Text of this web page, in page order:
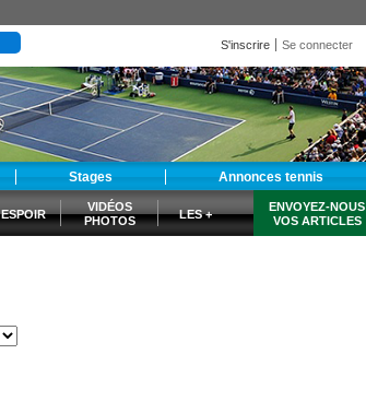
S'inscrire Se connecter
Stages Annonces tennis
ESPOIR
VIDÉOS
PHOTOS
LES +
ENVOYEZ-NOUS
VOS ARTICLES